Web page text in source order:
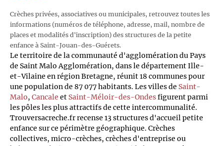
Crèches privées, associatives ou municipales, retrouvez toutes les
informations (numéros de téléphone, adresse, mail, nombre de
places et modalités d'inscription) des structures de la petite
enfance à Saint-Jouan-des-Guérets.
Le territoire de la communauté d'agglomération du Pays
de Saint Malo Agglomération, dans le département Ille-
et-Vilaine en région Bretagne, réunit 18 communes pour
une population de 87 077 habitants. Les villes de Saint-
Malo, Cancale et Saint-Méloir-des-Ondesfigurent parmi
les pôles les plus attractifs de cette intercommunalité.
Trouversacreche.fr recense 13 structures d'accueil petite
enfance sur ce périmètre géographique. Crèches
collectives, micro-crèches, crèches d'entreprise ou